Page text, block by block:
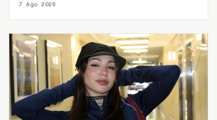
7 Ago 2026